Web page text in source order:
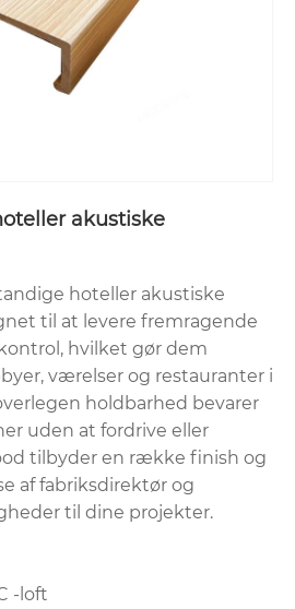
akustiske
hoteller akustiske
til at levere fremragende
hvilket gør dem
værelser og restauranter i
holdbarhed bevarer
uden at fordrive eller
tilbyder en række finish og
af fabriksdirektør og
til dine projekter.
-loft